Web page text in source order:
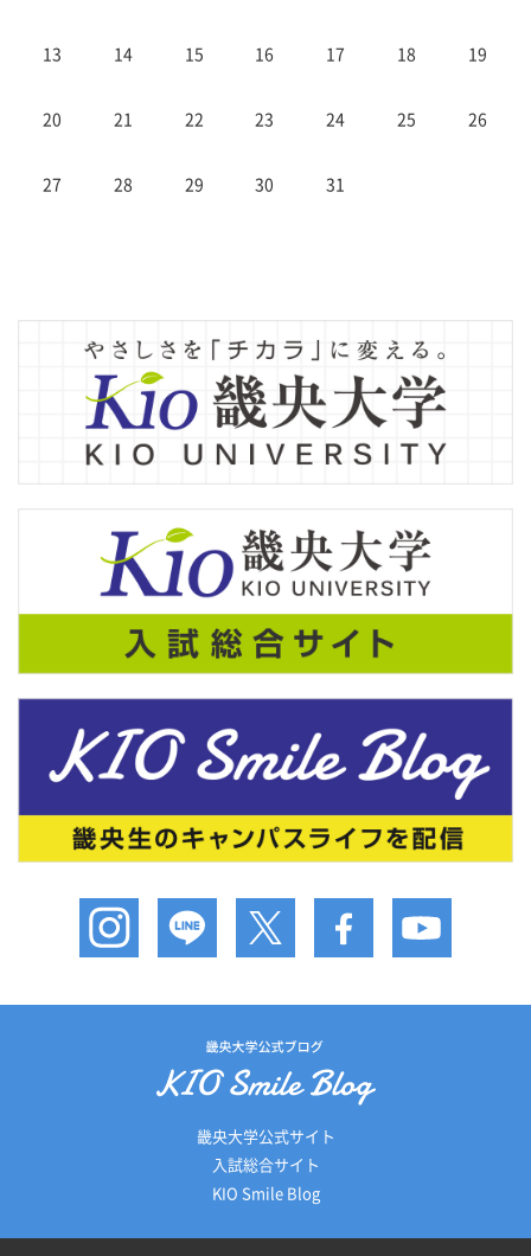
13 14 15 16 17 18 19
20 21 22 23 24 25 26
27 28 29 30 31
畿央大学公式サイト
入試総合サイト
KIO Smile Blog